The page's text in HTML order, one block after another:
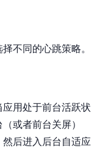
不同的心跳策略。
用处于前台活跃状
或者前台关屏）
后进入后台自适应